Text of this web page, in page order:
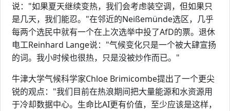
说："如果夏天继续变热，我们会考虑装空调，但如果只
是几天，我们能忍。"在邻近的Neißemünde选区，几乎
每两个选民中就有一个在上次选举中投了AfD的票。退休
电工Reinhard Lange说："气候变化只是一个被大肆宣扬
的词。我小时候也很热，只是没被炒作而已。"
牛津大学气候科学家Chloe Brimicombe提出了一个更尖
锐的观点："我们目前在热浪期间把大量能源和水资源用
于冷却数据中心。生命比AI更有价值，至少应该是这样，